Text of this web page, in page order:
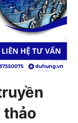
thảo